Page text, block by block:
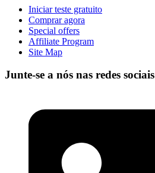
Iniciar teste gratuito
Comprar agora
Special offers
Affiliate Program
Site Map
Junte-se a nós nas redes sociais